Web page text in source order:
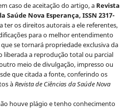
caso de aceitação do artigo, a Revista
Saúde Nova Esperança, ISSN 2317-
ter os direitos autorais a ele referentes,
para o melhor entendimento
se tornará propriedade exclusiva da
liberada a reprodução total ou parcial
meio de divulgação, impresso ou
que citada a fonte, conferindo os
àRevista de Ciências da Saúde Nova
houve plágio e tenho conhecimento